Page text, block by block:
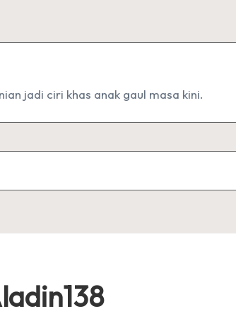
jadi ciri khas anak gaul masa kini.